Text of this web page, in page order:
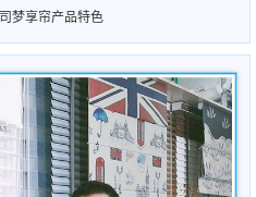
梦享帘产品特色